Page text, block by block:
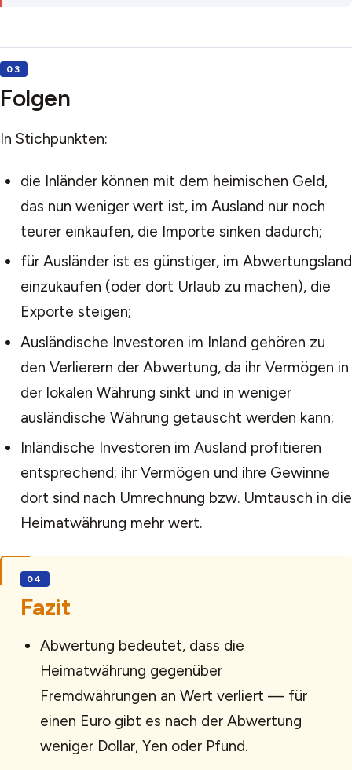
Folgen
In Stichpunkten:
die Inländer können mit dem heimischen Geld,
das nun weniger wert ist, im Ausland nur noch
teurer einkaufen, die Importe sinken dadurch;
für Ausländer ist es günstiger, im Abwertungsland
einzukaufen (oder dort Urlaub zu machen), die
Exporte steigen;
Ausländische Investoren im Inland gehören zu
den Verlierern der Abwertung, da ihr Vermögen in
der lokalen Währung sinkt und in weniger
ausländische Währung getauscht werden kann;
Inländische Investoren im Ausland profitieren
entsprechend; ihr Vermögen und ihre Gewinne
dort sind nach Umrechnung bzw. Umtausch in die
Heimatwährung mehr wert.
Fazit
Abwertung bedeutet, dass die
Heimatwährung gegenüber
Fremdwährungen an Wert verliert — für
einen Euro gibt es nach der Abwertung
weniger Dollar, Yen oder Pfund.